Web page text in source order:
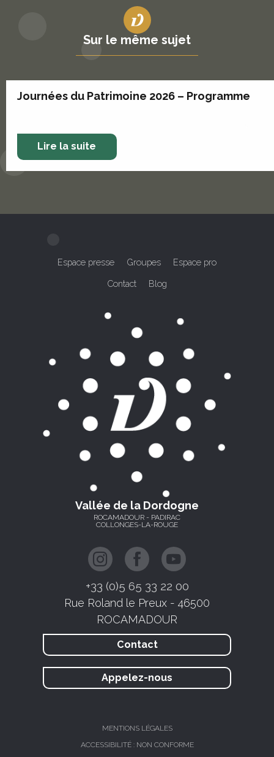
Sur le même sujet
Journées du Patrimoine 2026 – Programme
Lire la suite
Espace presse Groupes Espace pro
Contact Blog
Vallée de la Dordogne
ROCAMADOUR - PADIRAC
COLLONGES-LA-ROUGE
+33 (0)5 65 33 22 00
Rue Roland le Preux - 46500
ROCAMADOUR
Contact
Appelez-nous
MENTIONS LÉGALES
ACCESSIBILITÉ : NON CONFORME